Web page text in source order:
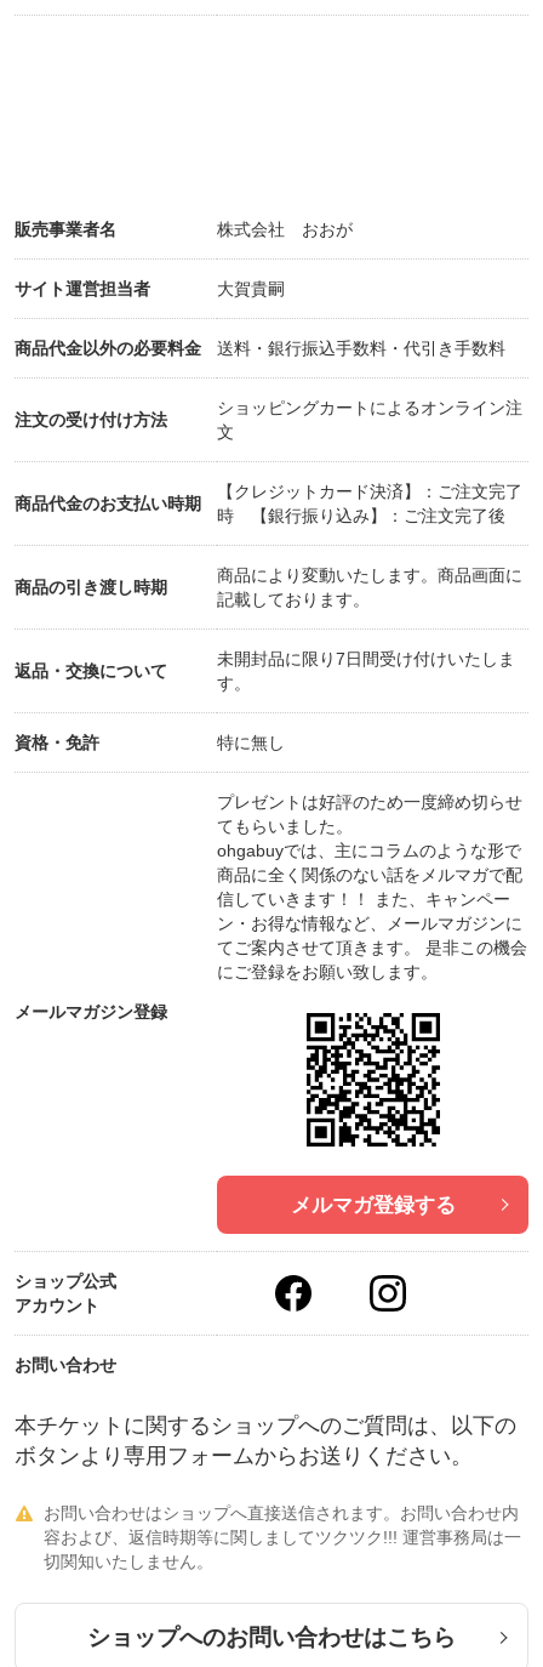
- * - * - * - * - * - * - * - * - * - * - * - * - * - * - * - * - * -
当店は美容・健康・癒やしに関わるショップです。
この度の熊本豪雨により被災し休業中でしたが、通
化粧水の他の商品も随時、追加していく予定です。
くお願い申し上げます。
おおが温泉を使った涌水美人(化粧水)、洗顔、美容
液、美容マスクについてはこちらをご覧下さい。
/
ご購入はこちらより
https://ec.tsuku2.jp/shop/0000109826
化粧水に使われている温泉サイトと宿のサイトで
す。是非ご覧下さい。
■Ohgabuyインスタグラムページ
https://www.instagram.com/ohgabuy/
■おおがの宿＆相良路の湯おおが
https://yado.ohga-hitoyoshi.com/
■Instagram（おおがの宿）
https://www.instagram.com/ohganoyado
■Facebookページ（おおがの宿）
https://www.facebook.com/ohganoyado/
■Facebookページ（相良路の湯 おおが "天然ラド
ン温泉かけ流しの立ち寄り湯"）
販売事業者名 株式会社 おおが
サイト運営担当者 大賀貴嗣
商品代金以外の必要料金 送料・銀行振込手数料・代引き手数料
注文の受け付け方法
ショッピングカートによるオンライン注
文
商品代金のお支払い時期
【クレジットカード決済】：ご注文完了
時 【銀行振り込み】：ご注文完了後
商品の引き渡し時期
商品により変動いたします。商品画面に
記載しております。
返品・交換について
未開封品に限り7日間受け付けいたしま
す。
資格・免許 特に無し
メールマガジン登録
プレゼントは好評のため一度締め切らせ
てもらいました。
ohgabuyでは、主にコラムのような形で
商品に全く関係のない話をメルマガで配
信していきます！！ また、キャンペー
ン・お得な情報など、メールマガジンに
てご案内させて頂きます。 是非この機会
にご登録をお願い致します。
メルマガ登録する
ショップ公式
アカウント
お問い合わせ
本チケットに関するショップへのご質問は、以下の
ボタンより専用フォームからお送りください。

お問い合わせはショップへ直接送信されます。お問い合わせ内
容および、返信時期等に関しましてツクツク!!! 運営事務局は一
切関知いたしません。
ショップへのお問い合わせはこちら